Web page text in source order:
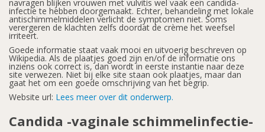
navragen blijken vrouwen met vulvitis wel vaak een candida-
infectie te hebben doorgemaakt. Echter, behandeling met lokale
antischimmelmiddelen verlicht de symptomen niet. Soms
verergeren de klachten zelfs doordat de crème het weefsel
irriteert.
Goede informatie staat vaak mooi en uitvoerig beschreven op
Wikipedia. Als de plaatjes goed zijn en/of de informatie ons
inziens ook correct is, dan wordt in eerste instantie naar deze
site verwezen. Niet bij elke site staan ook plaatjes, maar dan
gaat het om een goede omschrijving van het begrip.
Website url: Lees meer over dit onderwerp.
Candida -vaginale schimmelinfectie-